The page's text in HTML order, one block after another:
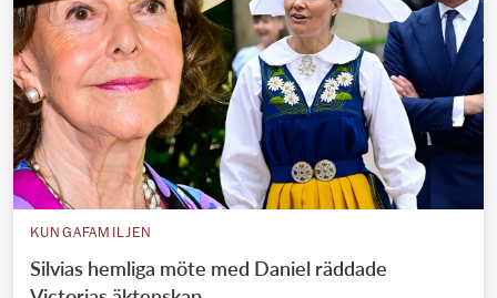
KUNGAFAMILJEN
Silvias hemliga möte med Daniel räddade